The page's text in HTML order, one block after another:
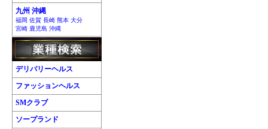
九州 沖縄
福岡 佐賀 長崎 熊本 大分
宮崎 鹿児島 沖縄
デリバリーヘルス
ファッションヘルス
SMクラブ
ソープランド